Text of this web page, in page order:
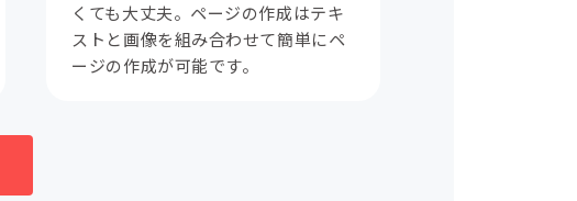
くても大丈夫。ページの作成はテキ
ストと画像を組み合わせて簡単にペ
ージの作成が可能です。